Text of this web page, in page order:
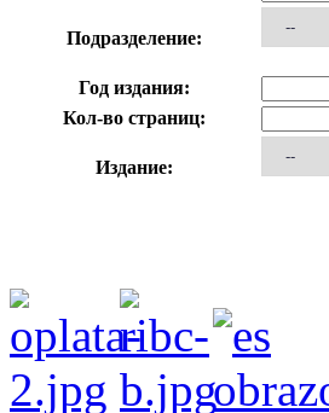
Подразделение:
Год издания:
Кол-во страниц:
Издание: